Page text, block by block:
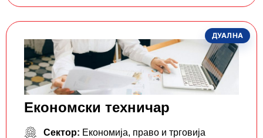
ДУАЛНА
Економски техничар
Сектор: Економија, право и трговија